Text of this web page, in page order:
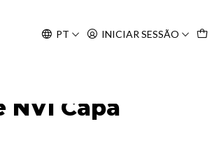
PT INICIAR SESSÃO
NVI Capa